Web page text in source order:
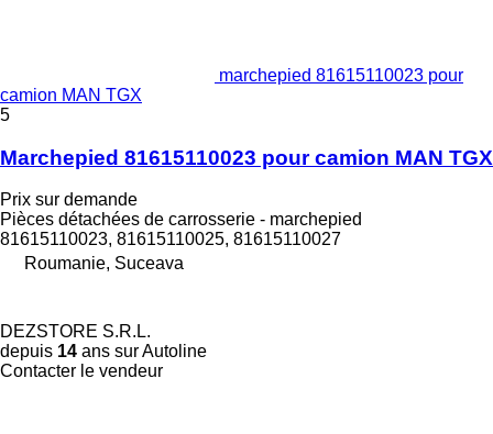
marchepied 81615110023 pour
camion MAN TGX
5
Marchepied 81615110023 pour camion MAN TGX
Prix sur demande
Pièces détachées de carrosserie - marchepied
81615110023, 81615110025, 81615110027
Roumanie, Suceava
DEZSTORE S.R.L.
depuis 14 ans sur Autoline
Contacter le vendeur